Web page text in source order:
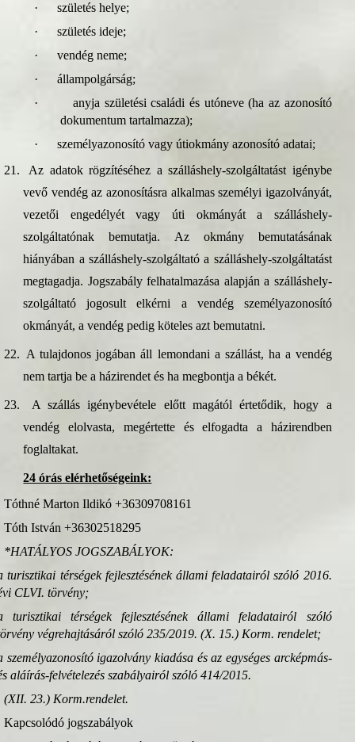
·
születés helye;
·
születés ideje;
·
vendég neme;
·
állampolgárság;
·
anyja születési családi és utóneve (ha az azonosító
dokumentum tartalmazza);
·
személyazonosító vagy útiokmány azonosító adatai;
21.
Az adatok rögzítéséhez a szálláshely-szolgáltatást igénybe
vevő vendég az azonosításra alkalmas személyi igazolványát,
vezetői engedélyét vagy úti okmányát a szálláshely-
szolgáltatónak bemutatja. Az okmány bemutatásának
hiányában a szálláshely-szolgáltató a szálláshely-szolgáltatást
megtagadja. Jogszabály felhatalmazása alapján a szálláshely-
szolgáltató jogosult elkérni a vendég személyazonosító
okmányát, a vendég pedig köteles azt bemutatni.
22. A tulajdonos jogában áll lemondani a szállást, ha a vendég
nem tartja be a házirendet és ha megbontja a békét.
23.
A szállás igénybevétele előtt magától értetődik, hogy a
vendég elolvasta, megértette és elfogadta a házirendben
foglaltakat.
24 órás elérhetőségeink:
Tóthné Marton Ildikó +36309708161
Tóth István +36302518295
*HATÁLYOS JOGSZABÁLYOK:
turisztikai térségek fejlesztésének állami feladatairól szóló 2016.
CLVI. törvény;
turisztikai térségek fejlesztésének állami feladatairól szóló
végrehajtásáról szóló 235/2019. (X. 15.) Korm. rendelet;
személyazonosító igazolvány kiadása és az egységes arcképmás-
aláírás-felvételezés szabályairól szóló 414/2015.
(XII. 23.) Korm.rendelet.
Kapcsolódó jogszabályok